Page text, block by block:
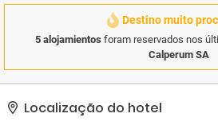
Destino muito
5 alojamientos foram reservados nos
Calperum SA
Localização do hotel